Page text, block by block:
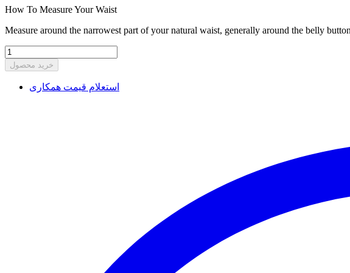
How To Measure Your Waist
Measure around the narrowest part of your natural waist, generally around the belly
خرید محصول
استعلام قیمت همکاری